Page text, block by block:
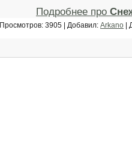
Подробнее про
Просмотров: 3905 | Добавил: Arkano |